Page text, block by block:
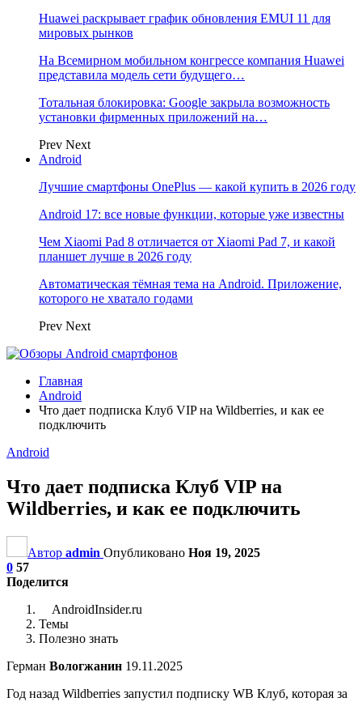
Huawei раскрывает график обновления EMUI 11 для
мировых рынков
На Всемирном мобильном конгрессе компания Huawei
представила модель сети будущего…
Тотальная блокировка: Google закрыла возможность
установки фирменных приложений на…
Prev Next
Android
Лучшие смартфоны OnePlus — какой купить в 2026 году
Android 17: все новые функции, которые уже известны
Чем Xiaomi Pad 8 отличается от Xiaomi Pad 7, и какой
планшет лучше в 2026 году
Автоматическая тёмная тема на Android. Приложение,
которого не хватало годами
Prev Next
Главная
Android
Что дает подписка Клуб VIP на Wildberries, и как ее
подключить
Android
Что дает подписка Клуб VIP на
Wildberries, и как ее подключить
Автор admin Опубликовано Ноя 19, 2025
0 57
Поделится
AndroidInsider.ru
Темы
Полезно знать
Герман Вологжанин 19.11.2025
Год назад Wildberries запустил подписку WB Клуб, которая за